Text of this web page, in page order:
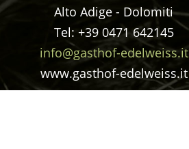
Alto Adige - Dolomiti
Tel: +39 0471 642145
info@gasthof-edelweiss.it
www.gasthof-edelweiss.it